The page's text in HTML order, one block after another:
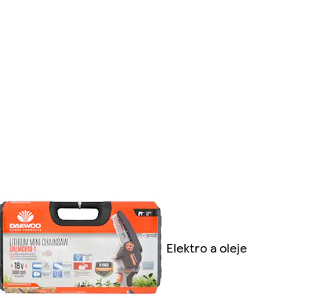
Elektro a oleje